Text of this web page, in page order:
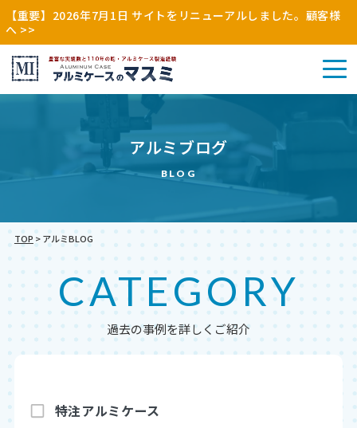
【重要】2026年7月1日 サイトをリニューアルしました。顧客様
へ >>
アル
ミケ
ース
（特
注）
その
（木
枠・
アルミブログ
BLOG
TOP >アルミBLOG
CATEGORY
過去の事例を詳しくご紹介
特注アルミケース